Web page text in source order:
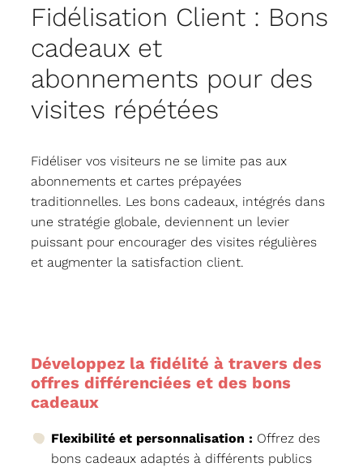
Fidélisation Client : Bons
cadeaux et
abonnements pour des
visites répétées
Fidéliser vos visiteurs ne se limite pas aux
abonnements et cartes prépayées
traditionnelles. Les bons cadeaux, intégrés dans
une stratégie globale, deviennent un levier
puissant pour encourager des visites régulières
et augmenter la satisfaction client.
Développez la fidélité à travers des
offres différenciées et des bons
cadeaux
Flexibilité et personnalisation : Offrez des
bons cadeaux adaptés à différents publics